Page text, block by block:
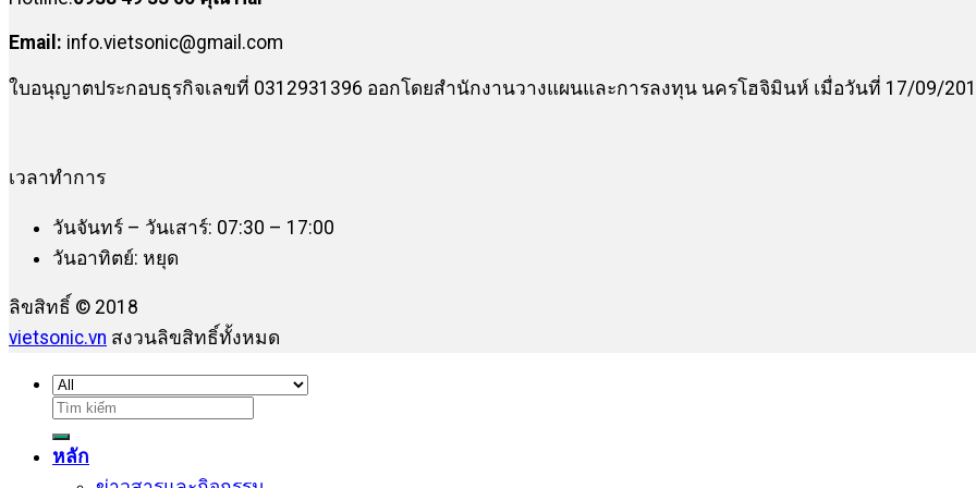
Email: info.vietsonic@gmail.com
ใบอนุญาตประกอบธุรกิจเลขที่ 0312931396 ออกโดยสำนักงานวางแผนและการลงทุน นครโฮจิมินห์ เมื่อวันที่ 17/09/
เวลาทำการ
วันจันทร์ – วันเสาร์: 07:30 – 17:00
วันอาทิตย์: หยุด
ลิขสิทธิ์ © 2018
vietsonic.vn สงวนลิขสิทธิ์ทั้งหมด
ค้นหา:
หลัก